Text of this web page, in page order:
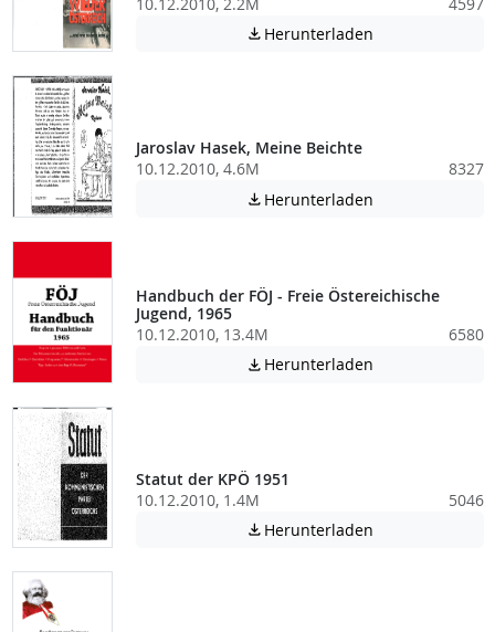
 Herunterladen
Jaroslav Hasek, Meine Beichte
10.12.2010, 4.6M
8327
 Herunterladen
Handbuch der FÖJ - Freie Östereichische
Jugend, 1965
10.12.2010, 13.4M
6580
 Herunterladen
Statut der KPÖ 1951
10.12.2010, 1.4M
5046
 Herunterladen